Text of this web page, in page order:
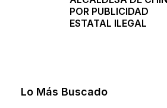
POR PUBLICIDAD
ESTATAL ILEGAL
Lo Más Buscado